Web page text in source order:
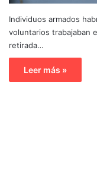
Individuos armados
voluntarios trabajaban
retirada…
Leer más »